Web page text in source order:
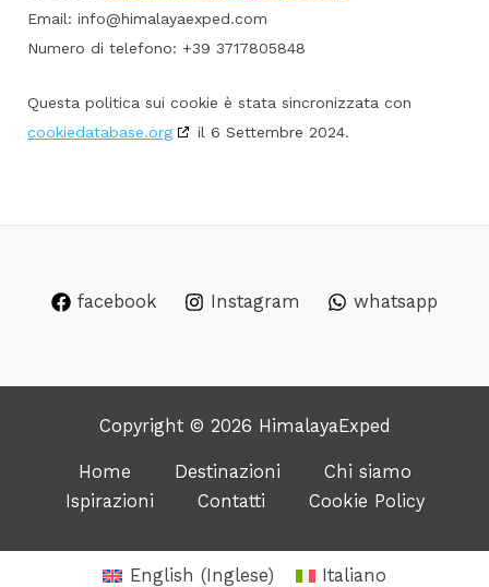
Email:info@himalayaexped.com
Numero di telefono: +39 3717805848
Questa politica sui cookie è stata sincronizzata con
cookiedatabase.org
il 6 Settembre 2024.
facebook Instagram whatsapp
Copyright © 2026 HimalayaExped
Home Destinazioni
Chi siamo
Ispirazioni
Contatti Cookie Policy
English (Inglese) Italiano